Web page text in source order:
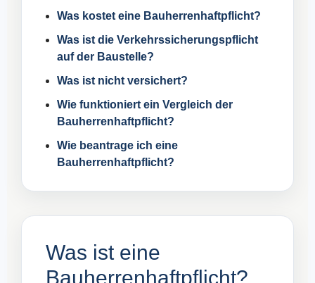
Was kostet eine Bauherrenhaftpflicht?
Was ist die Verkehrssicherungspflicht
auf der Baustelle?
Was ist nicht versichert?
Wie funktioniert ein Vergleich der
Bauherrenhaftpflicht?
Wie beantrage ich eine
Bauherrenhaftpflicht?
Was ist eine
Bauherrenhaftpflicht?